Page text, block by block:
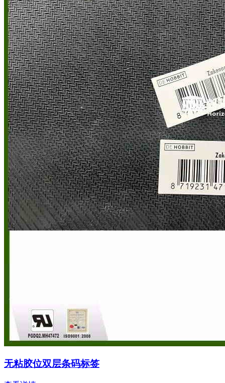
无粘胶位双层条码标签